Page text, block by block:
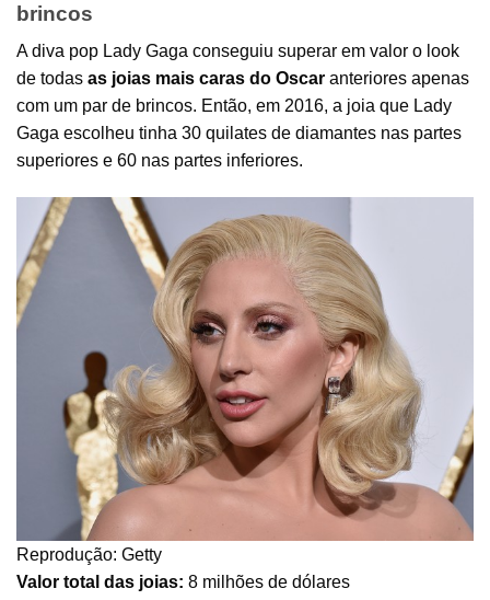
brincos
A diva pop Lady Gaga conseguiu superar em valor o look
de todas as joias mais caras do Oscar anteriores apenas
com um par de brincos. Então, em 2016, a joia que Lady
Gaga escolheu tinha 30 quilates de diamantes nas partes
superiores e 60 nas partes inferiores.
Reprodução: Getty
Valor total das joias: 8 milhões de dólares